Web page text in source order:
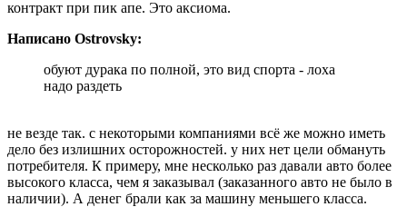
контракт при пик апе. Это аксиома.
Написано Ostrovsky:
обуют дурака по полной, это вид спорта - лоха
надо раздеть
не везде так. с некоторыми компаниями всё же можно иметь
дело без излишних осторожностей. у них нет цели обмануть
потребителя. К примеру, мне несколько раз давали авто более
высокого класса, чем я заказывал (заказанного авто не было в
наличии). А денег брали как за машину меньшего класса.